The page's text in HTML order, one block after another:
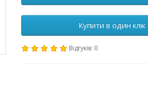
Купити в один клік
Відгуків: 0